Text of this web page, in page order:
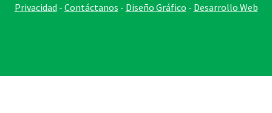
Privacidad - Contáctanos - Diseño Gráfico - Desarrollo Web